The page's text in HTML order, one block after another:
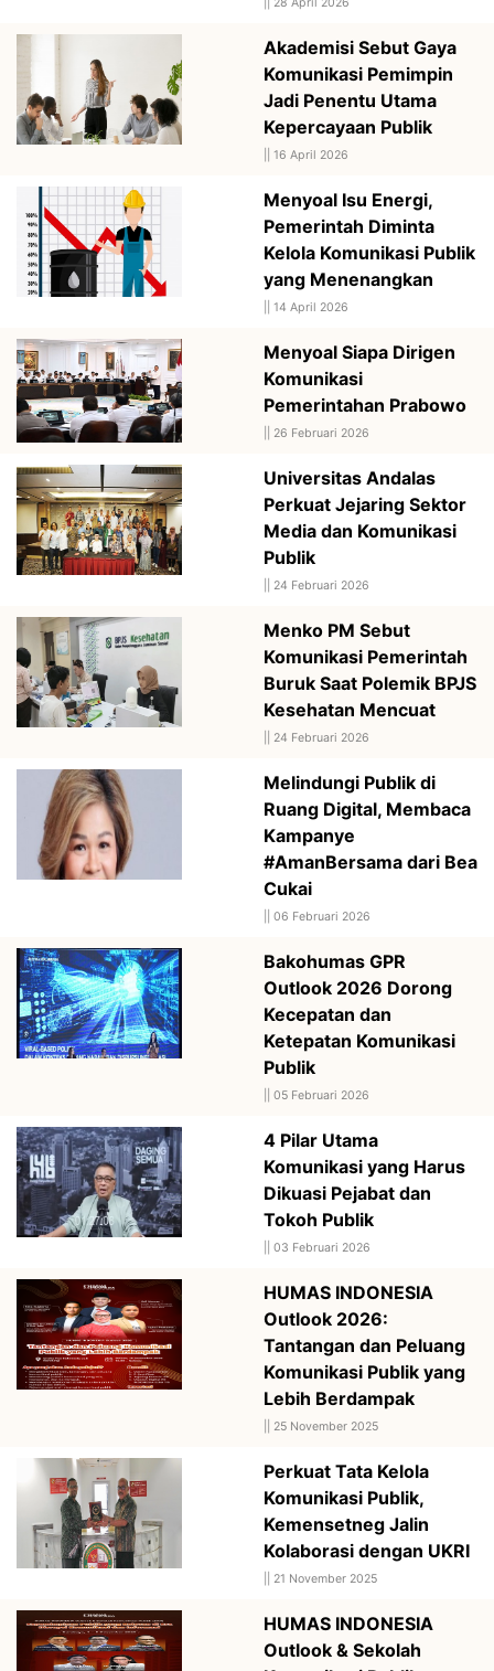
Akademisi Sebut Gaya
Komunikasi Pemimpin
Jadi Penentu Utama
Kepercayaan Publik
16 April 2026
Menyoal Isu Energi,
Pemerintah Diminta
Kelola Komunikasi Publik
yang Menenangkan
14 April 2026
Menyoal Siapa Dirigen
Komunikasi
Pemerintahan Prabowo
26 Februari 2026
Universitas Andalas
Perkuat Jejaring Sektor
Media dan Komunikasi
Publik
24 Februari 2026
Menko PM Sebut
Komunikasi Pemerintah
Buruk Saat Polemik BPJS
Kesehatan Mencuat
24 Februari 2026
Melindungi Publik di
Ruang Digital, Membaca
Kampanye
#AmanBersama dari Bea
Cukai
06 Februari 2026
Bakohumas GPR
Outlook 2026 Dorong
Kecepatan dan
Ketepatan Komunikasi
Publik
05 Februari 2026
4 Pilar Utama
Komunikasi yang Harus
Dikuasi Pejabat dan
Tokoh Publik
03 Februari 2026
HUMAS INDONESIA
Outlook 2026:
Tantangan dan Peluang
Komunikasi Publik yang
Lebih Berdampak
25 November 2025
Perkuat Tata Kelola
Komunikasi Publik,
Kemensetneg Jalin
Kolaborasi dengan UKRI
21 November 2025
HUMAS INDONESIA
Outlook & Sekolah